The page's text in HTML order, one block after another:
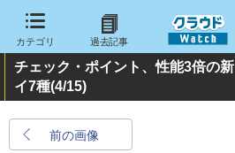
カテゴリ 過去記事
チェック・ポイント、性能3倍の
イ7種(4/15)
前の画像